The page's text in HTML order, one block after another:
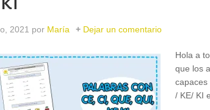
2021 por María Dejar un comentario
Hola a
que los
capaces
/ KE/ KI